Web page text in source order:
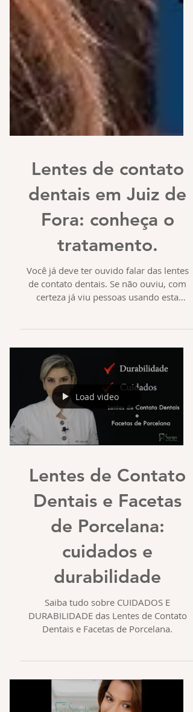
Lentes de contato
dentais em Juiz de
Fora: conheça o
tratamento.
Você já deve ter ouvido falar das lentes
certeza já viu pessoas usando esta
Load video
Lentes de Contato
Dentais e Facetas
de Porcelana:
cuidados e
durabilidade
Saiba tudo sobre CUIDADOS E
Dentais e Facetas de Porcelana.